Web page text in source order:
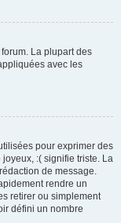
La plupart des
avec les
pour exprimer des
:( signifie triste. La
de message.
rendre un
retirer ou simplement
défini un nombre